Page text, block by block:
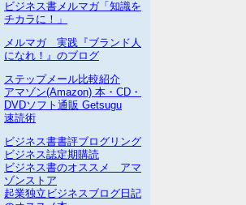
ビジネス書メルマガ「知識を
チカラに！」
メルマガ 実践『ブランド人
になれ！』のブログ
ステップメール比較紹介
アマゾン(Amazon) 本・CD・
DVDソフト通販 Getsugu
速読術
ビジネス書書評ブログリング
ビジネス誌定期購読
ビジネス書のオススメ アマ
ゾンストア
起業独立ビジネスブログ日記